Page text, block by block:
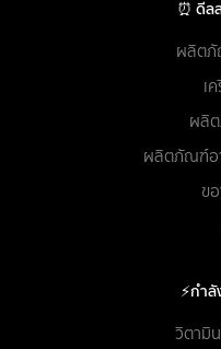
⏰ ดีล
ผลิต
เ
ผลิ
ผลิตภัณฑ์อ
ข
⚡กำ
วิตามิน